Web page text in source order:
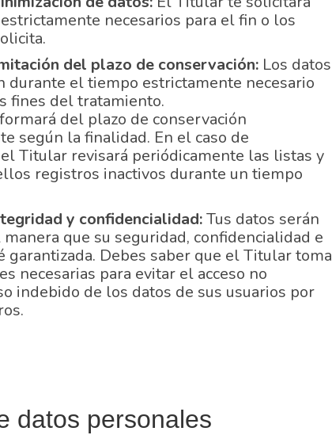
necesarios para el fin o los
del plazo de conservación: Los datos
durante el tiempo estrictamente necesario
fines del tratamiento.
del plazo de conservación
según la finalidad. En el caso de
Titular revisará periódicamente las listas y
registros inactivos durante un tiempo
y confidencialidad:Tus datos serán
que su seguridad, confidencialidad e
garantizada. Debes saber que el Titular toma
necesarias para evitar el acceso no
indebido de los datos de sus usuarios por
datos personales